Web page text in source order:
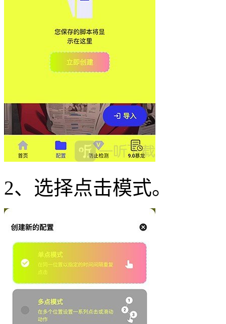
2、选择点击模式。